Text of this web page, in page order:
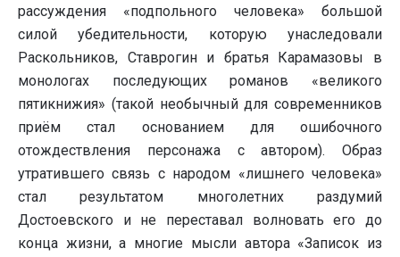
рассуждения «подпольного человека» большой
силой убедительности, которую унаследовали
Раскольников, Ставрогин и братья Карамазовы в
монологах последующих романов «великого
пятикнижия» (такой необычный для современников
приём стал основанием для ошибочного
отождествления персонажа с автором). Образ
утратившего связь с народом «лишнего человека»
стал результатом многолетних раздумий
Достоевского и не переставал волновать его до
конца жизни, а многие мысли автора «Записок из